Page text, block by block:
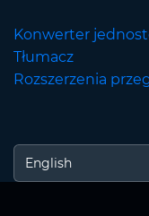
Konwerter
Tłumacz
Rozszerzenia
English